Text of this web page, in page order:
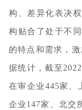
构、差异化表决
构贴合了处于不
的特点和需求，
据统计，截至
在审企业445家、
企业147家、北交